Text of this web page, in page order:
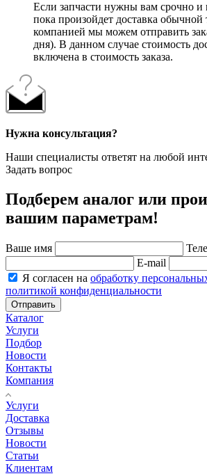
Если запчасти нужны вам срочно и
пока произойдет доставка обычной
компанией мы можем отправить
дня). В данном случае стоимость
включена в стоимость заказа.
Нужна консультация?
Наши специалисты ответят на любой
Задать вопрос
Подберем аналог или
вашим параметрам!
Ваше имя
E-mail
Я согласен на обработку
политикой конфиденциальности
Отправить
Каталог
Услуги
Подбор
Новости
Контакты
Компания
Услуги
Доставка
Отзывы
Новости
Статьи
Клиентам